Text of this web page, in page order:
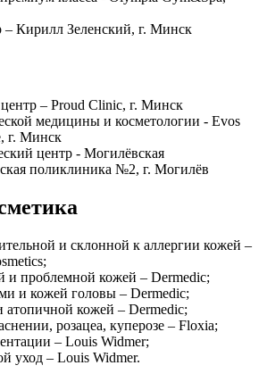
– Кирилл Зеленский, г. Минск
– Proud Clinic, г. Минск
медицины и косметологии - Evos
г. Минск
центр - Могилёвская
поликлиника №2, г. Могилёв
и склонной к аллергии кожей –
и проблемной кожей – Dermedic;
и кожей головы – Dermedic;
атопичной кожей – Dermedic;
розацеа, куперозе – Floxia;
– Louis Widmer;
уход – Louis Widmer.